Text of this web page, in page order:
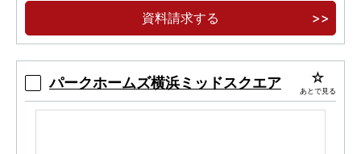
１ＬＤＫ～３ＬＤＫ、４５㎡台～７０㎡台のプ
資料請求する
パークホームズ横浜ミッドスクエア あとで見る